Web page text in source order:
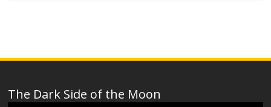
The Dark Side of the Moon